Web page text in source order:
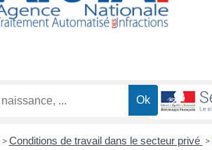
> Conditions de travail dans le secteur privé >